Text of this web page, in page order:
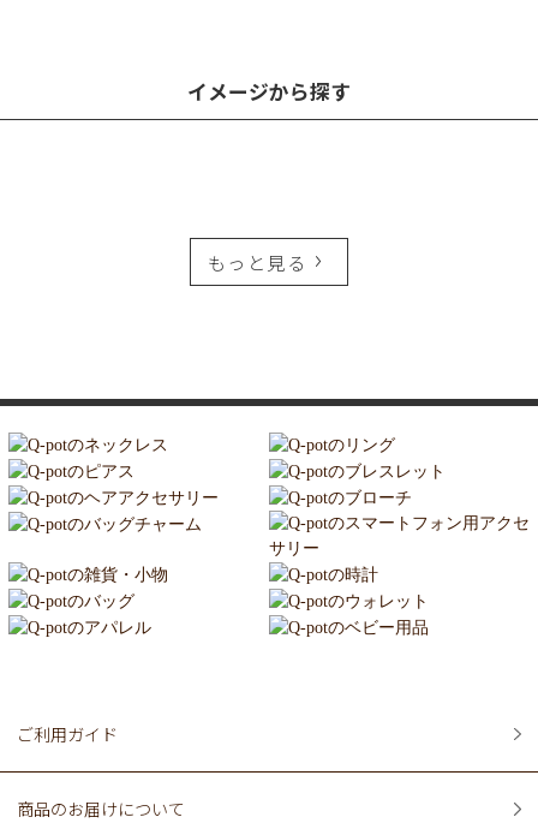
イメージから探す
もっと見る
ご利用ガイド
商品のお届けについて